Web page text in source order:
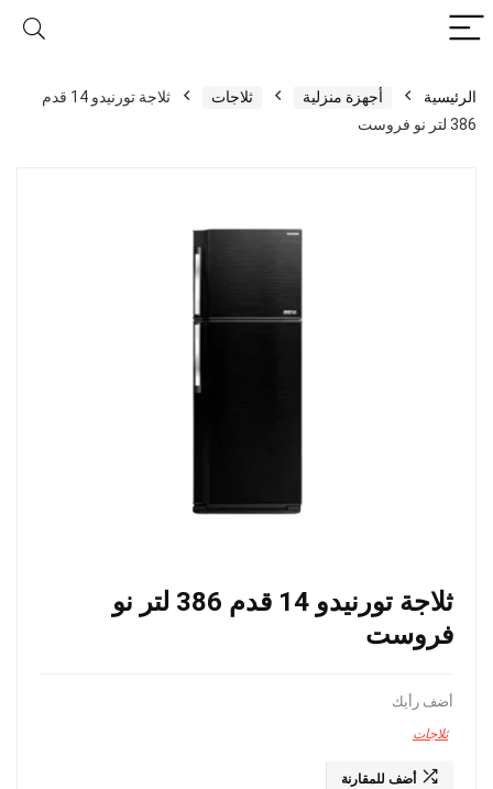
الرئيسية أجهزة منزلية ثلاجات
ثلاجة تورنيدو 14 قدم
386 لتر نو فروست
ثلاجة تورنيدو 14 قدم 386 لتر نو
فروست
أضف رأيك
ثلاجات
أضف للمقارنة